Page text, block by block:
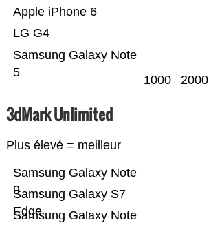
Samsung Galaxy Note
5
LG G4
Apple iPhone 6
1000 2000
3dMark Unlimited
Plus élevé = meilleur
Samsung Galaxy Note
Samsung Galaxy S7
Edge
Samsung Galaxy Note
9